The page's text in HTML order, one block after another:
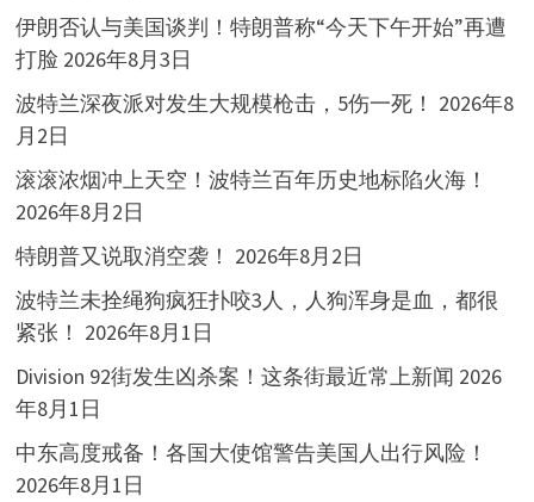
伊朗否认与美国谈判！特朗普称“今天下午开始”再遭
打脸 2026年8月3日
波特兰深夜派对发生大规模枪击，5伤一死！ 2026年8
月2日
滚滚浓烟冲上天空！波特兰百年历史地标陷火海！
2026年8月2日
特朗普又说取消空袭！ 2026年8月2日
波特兰未拴绳狗疯狂扑咬3人，人狗浑身是血，都很
紧张！ 2026年8月1日
Division 92街发生凶杀案！这条街最近常上新闻 2026
年8月1日
中东高度戒备！各国大使馆警告美国人出行风险！
2026年8月1日